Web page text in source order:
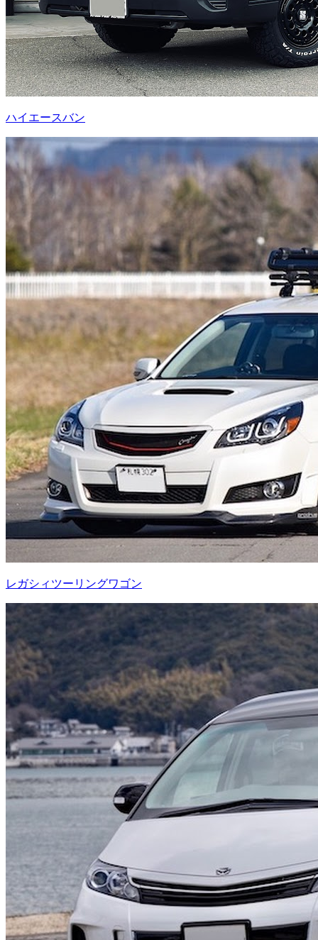
ハイエースバン
レガシィツーリングワゴン